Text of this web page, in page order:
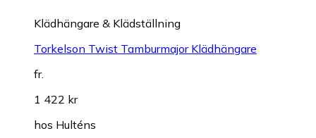
Klädhängare & Klädställning
Torkelson Twist Tamburmajor Klädhängare
fr.
1 422 kr
hos Hulténs